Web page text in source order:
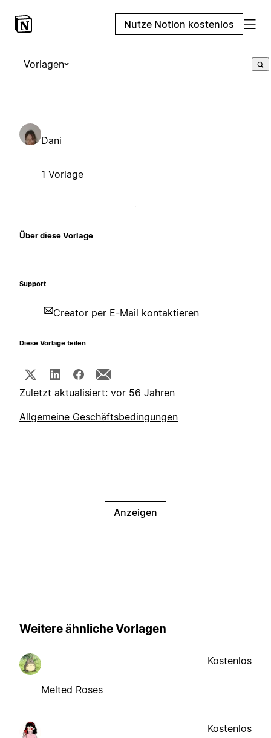
Nutze Notion kostenlos
Vorlagen
Dani
1 Vorlage
Über diese Vorlage
Support
Creator per E-Mail kontaktieren
Diese Vorlage teilen
Zuletzt aktualisiert: vor 56 Jahren
Allgemeine Geschäftsbedingungen
Anzeigen
Weitere ähnliche Vorlagen
Melted Roses
Kostenlos
Kostenlos